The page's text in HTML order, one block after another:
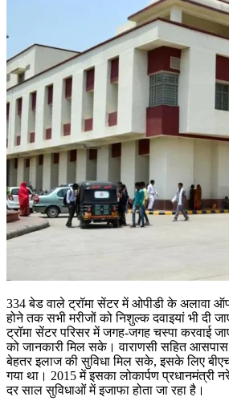
334 बेड वाले ट्रॉमा सेंटर में ओपीडी के अलावा
होने तक सभी मरीजों को निशुल्क दवाइयां भी दी
ट्रॉमा सेंटर परिसर में जगह-जगह चस्पा करवाई
को जानकारी मिल सके। वाराणसी सहित
बेहतर इलाज की सुविधा मिल सके, इसके लिए
गया था। 2015 में इसका लोकार्पण प्रधानमंत्री
दर साल सुविधाओं में इजाफा होता जा रहा है।